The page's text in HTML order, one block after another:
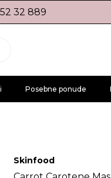
32 889
Posebne ponude
Skinfood